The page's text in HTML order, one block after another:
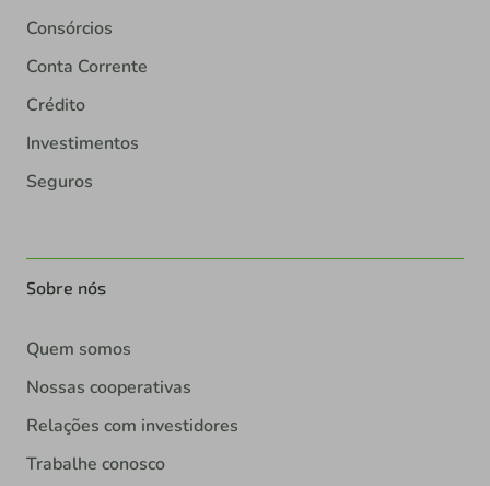
Consórcios
Conta Corrente
Crédito
Investimentos
Seguros
Sobre nós
Quem somos
Nossas cooperativas
Relações com investidores
Trabalhe conosco